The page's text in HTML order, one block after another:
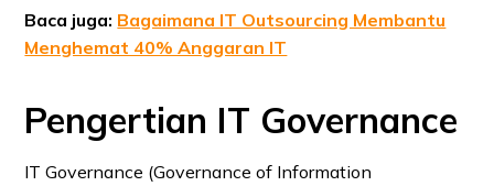
Baca juga: Bagaimana IT Outsourcing Membantu
Menghemat 40% Anggaran IT
Pengertian IT Governance
IT Governance (Governance of Information